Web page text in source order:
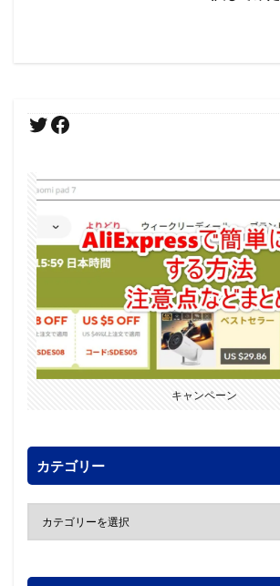
キャンペーン
カテゴリー